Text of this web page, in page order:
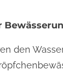
den